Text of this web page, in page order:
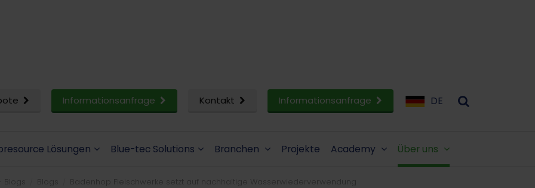
Informationsanfrage Kontakt Informationsanfrage DE
Lösungen Blue-tec Solutions Branchen Projekte Academy Über uns
Blogs Badenhop Fleischwerke setzt auf nachhaltige Wasserwiederverwendung